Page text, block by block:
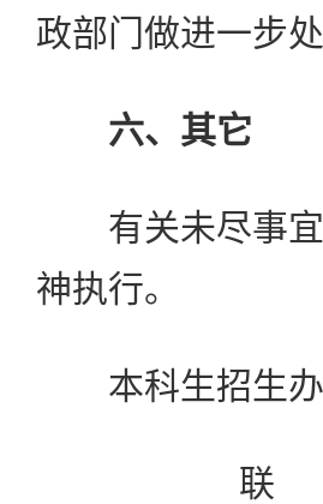
政部门做进一步处
六、其它
有关未尽事宜
神执行。
本科生招生办
联系